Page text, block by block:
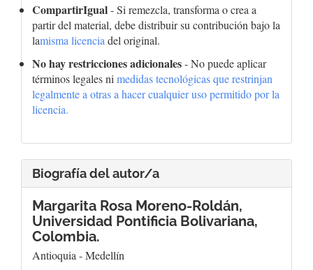
CompartirIgual- Si remezcla, transforma o crea a
partir del material, debe distribuir su contribución bajo la
lamisma licencia del original.
No hay restricciones adicionales- No puede aplicar
términos legales ni medidas tecnológicas que restrinjan
legalmente a otras a hacer cualquier uso permitido por la
licencia.
Biografía del autor/a
Margarita Rosa Moreno-Roldán,
Universidad Pontificia Bolivariana,
Colombia.
Antioquia - Medellín